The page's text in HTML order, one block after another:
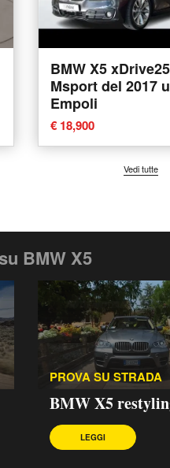
BMW X5
Msport del 2017
Empoli
€ 18,900
Vedi tutte
BMW X5
PROVA SU STRADA
BMW X5
LEGGI